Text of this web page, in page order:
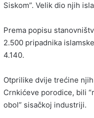
Siskom”. Velik dio njih
Prema popisu
2.500 pripadnika
4.140.
Otprilike dvije trećine
Crnkićeve porodice, bili
obol” sisačkoj industriji.